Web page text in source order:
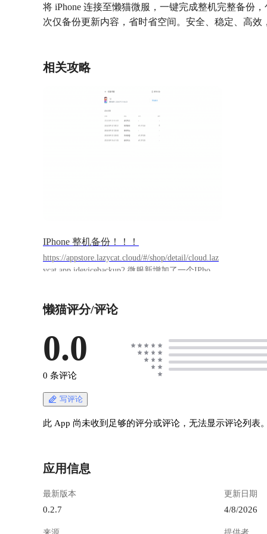
将 iPhone 连接至懒猫微服，一键完成整机完整备份
次仅备份更新内容，省时省空间。安全、稳定、高
相关攻略
IPhone 整机备份！！！
https://appstore.lazycat.cloud/#/shop/detail/cloud.laz
ycat.app.idevicebackup2 微服新增加了一个IPhone
00:00:16-0001.png](https://lzc-playground-
289e-4694-8713-f7dda39935ab.png "2026-03-09
22-15-03-00:00:16-0001.png") > 可以增量备份 >
备份的所有数据都是保存在微服中 > 最终备份完
怎么去使用。 1. 首先将IPhone和微服使用数据线
连接起来。（USB或者type-c都是可以的）。连接
成功之后就能看到自己的IPhone设备 ![2026-03-
9aac-46de-97dc-208625a9c24e.png "2026-03-09 16-
IPhone设备可以更换微服的其他USB或者type-c接
口，或者是数据线连接问题，建议换条数据线进
懒猫评分/评论
0.0
0 条评论
写评论
此 App 尚未收到足够的评分或评论，无法显示评论列表
应用信息
最新版本
0.2.7
更新日期
4/8/2026